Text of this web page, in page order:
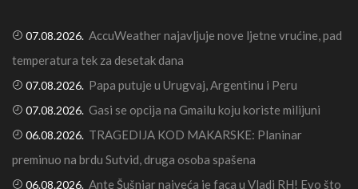
07.08.2026. AccuWeather najavljuje nove ljetne vrućine, pad
temperatura tek za desetak dana
07.08.2026. Papa putuje u Urugvaj, Argentinu i Peru
07.08.2026. Gasi se opcija na Gmailu koju koriste milijuni
06.08.2026. TRAGEDIJA KOD MAKARSKE: Planinar
preminuo na brdu Sutvid, druga osoba spašena
06.08.2026. Ante Šušnjar najveća je faca u Vladi RH! Evo što